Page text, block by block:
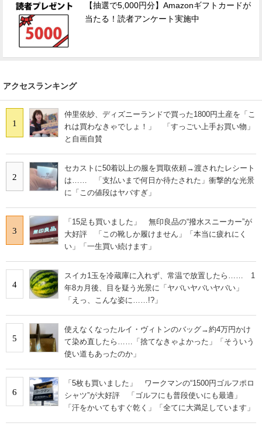
【抽選で5,000円分】Amazonギフトカードが
当たる！読者アンケート実施中
アクセスランキング
1
仲里依紗、ディズニーランドで買った1800円土産を「こ
れは買わなきゃでしょ！」 「すっごい上手お買い物」
と自画自賛
2
セカストに50着以上の服を買取依頼→渡されたレシート
は…… 「支払いまで何日か待たされた」衝撃的な光景
に「この値段はヤバすぎ」
3
「15足も買いました」 無印良品の“撥水スニーカー”が
大好評 「この靴しか履けません」「本当に疲れにく
い」「一生買い続けます」
4
スイカ1玉を冷蔵庫に入れず、常温で放置したら…… 1
年8カ月後、目を疑う光景に「ヤバいヤバいヤバい」
「えっ、こんな姿に……!?」
5
使えなくなったルイ・ヴィトンのバッグ→約4万円かけ
て染め直したら……「捨てなきゃよかった」「そういう
使い道もあったのか」
6
「5枚も買いました」 ワークマンの“1500円ゴルフポロ
シャツ”が大好評 「ゴルフにも普段使いにも最適」
「汗をかいてもすぐ乾く」「全てに大満足しています」